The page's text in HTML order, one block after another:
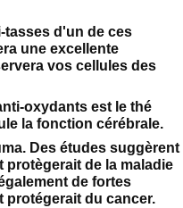
tasses d'un de ces
une excellente
vos cellules des
oxydants est le thé
la fonction cérébrale.
Des études suggèrent
de la maladie
de fortes
protégerait du cancer.